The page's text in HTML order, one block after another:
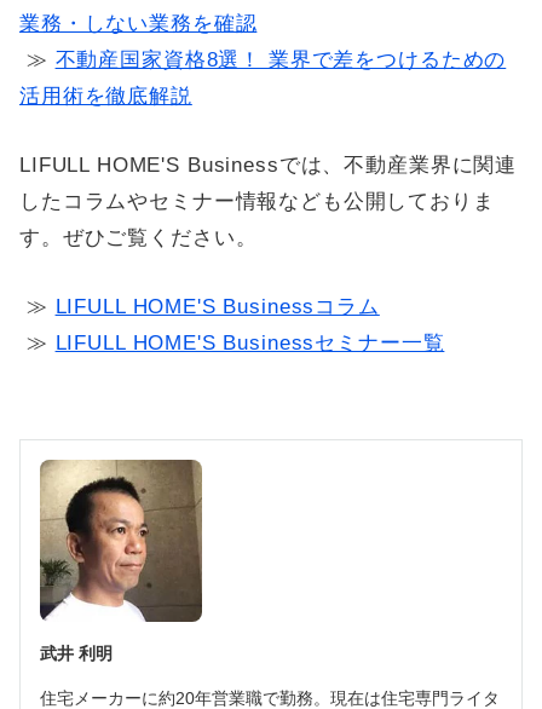
業務・しない業務を確認
≫ 不動産国家資格8選！ 業界で差をつけるための
活用術を徹底解説
LIFULL HOME'S Businessでは、不動産業界に関連
したコラムやセミナー情報なども公開しておりま
す。ぜひご覧ください。
≫ LIFULL HOME'S Businessコラム
≫ LIFULL HOME'S Businessセミナー一覧
武井 利明
住宅メーカーに約20年営業職で勤務。現在は住宅専門ライタ